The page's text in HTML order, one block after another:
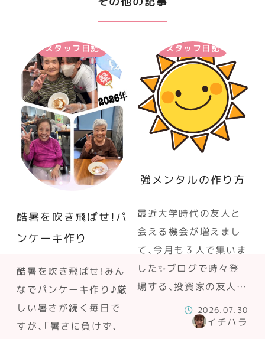
スタッフ日記
酷暑を吹き飛ばせ！パ
ンケーキ作り
酷暑を吹き飛ばせ！みん
なでパンケーキ作り♪厳
しい暑さが続く毎日で
すが、「暑さに負けず、
スタッフ日記
強メンタルの作り方
最近大学時代の友人と
会える機会が増えまし
て、今月も３人で集いま
した✨ブログで時々登
場する、投資家の友人…
2026.07.30
イチハラ